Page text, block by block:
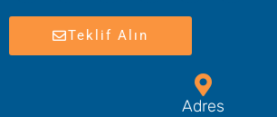
Teklif Alın
Adres